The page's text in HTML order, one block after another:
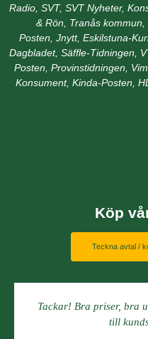
Radio, SVT, SVT Nyheter,
& Rön, Tranås
Posten, Jnytt, Eskilstuna-
Dagbladet, Säffle-Tidningen,
Posten, Provinstidningen,
Konsument, Kinda-Posten,
Köp
Teckna avtal /
Tackar! Bra priser, bra
till